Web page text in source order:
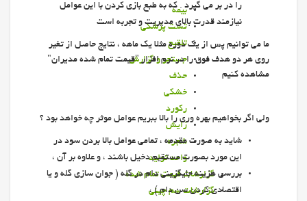
بيمه
تست پزشكي
تلقيح
جستجو و گزارش
حذف
خشكي
ركورد
زايش
شجره
واحد توليد
گزارشات قيمت تمام شده
گزارشات سم چيني
را در بر مي گيرد . كه به طبع بازي كردن با اين عوامل
نيازمند قدرت بالاي مديريت و تجربه است
ما مي توانيم پس از يك دوره مثلا يك ماهه ، نتايج حاصل از تغير
روي هر دو هدف فوق را در نرم افزار "قيمت تمام شده مديران"
مشاهده كنيم
ولی اگر بخواهیم بهره وری را بالا ببریم عوامل موثر چه خواهد بود ؟
شايد به صورت مقدمه ، تمامي عوامل بالا بردن سود در
اين مورد بصورت مستقيم دخيل باشند ، و علاوه بر آن ،
بررسی هزینه جایگزینی دام در گله ( جوان سازي گله و يا
اقتصادي كردن سن دام ) ،